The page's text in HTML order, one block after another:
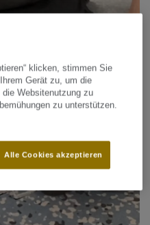
klicken, stimmen Sie
Gerät zu, um die
Websitenutzung zu
zu unterstützen.
Alle Cookies akzeptieren